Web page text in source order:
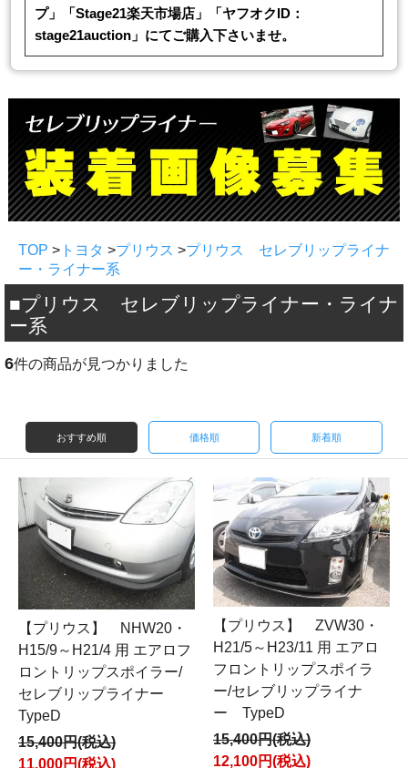
プ」「Stage21楽天市場店」「ヤフオクID：
stage21auction」にてご購入下さいませ。
TOP > トヨタ >プリウス >プリウス セレブリップライナ
ー・ライナー系
■プリウス セレブリップライナー・ライナ
ー系
6件の商品が見つかりました
おすすめ順 価格順 新着順
【プリウス】 NHW20・
H15/9～H21/4 用 エアロフ
ロントリップスポイラー/
セレブリップライナー
TypeD
15,400円(税込)
11,000円(税込)
【プリウス】 ZVW30・
H21/5～H23/11 用 エアロ
フロントリップスポイラ
ー/セレブリップライナ
ー TypeD
15,400円(税込)
12,100円(税込)